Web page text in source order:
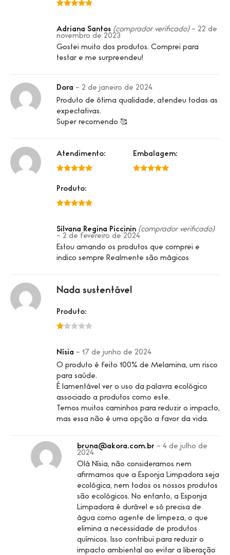
Adriana Santos (comprador verificado) – 22 de
novembro de 2023
Gostei muito dos produtos. Comprei para
testar e me surpreendeu!
Dora – 2 de janeiro de 2024
Produto de ótima qualidade, atendeu todas as
expectativas.
Super recomendo 🥰
Atendimento: Embalagem:
Produto:
Silvana Regina Piccinin (comprador verificado)
– 2 de fevereiro de 2024
Estou amando os produtos que comprei e
indico sempre Realmente são mágicos
Nada sustentável
Produto:
Nísia – 17 de junho de 2024
O produto é feito 100% de Melamina, um risco
para saúde.
É lamentável ver o uso da palavra ecológico
associado a produtos como este.
Temos muitos caminhos para reduzir o impacto,
mas essa não é uma opção a favor da vida.
bruna@akora.com.br – 4 de julho de
2024
Olá Nísia, não consideramos nem
afirmamos que a Esponja Limpadora seja
ecológica, nem todos os nossos produtos
são ecológicos. No entanto, a Esponja
Limpadora é durável e só precisa de
água como agente de limpeza, o que
elimina a necessidade de produtos
químicos. Isso contribui para reduzir o
impacto ambiental ao evitar a liberação